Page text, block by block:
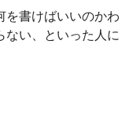
を書けばいいのかわ
ない、といった人に